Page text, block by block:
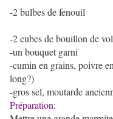
-2
-2 cubes de bouillon de
-un bouquet garni
-cumin en grains, poivre
long?)
-gros sel, moutarde
Préparation: